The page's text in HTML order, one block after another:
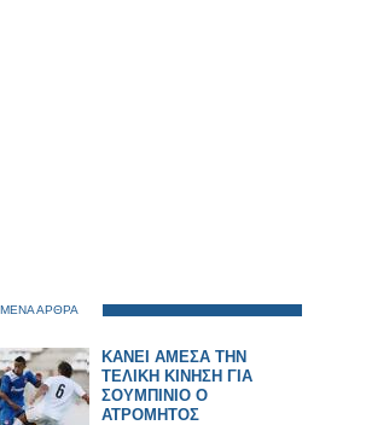
ΑΡΘΡΑ
ΚΑΝΕΙ ΑΜΕΣΑ ΤΗΝ
ΤΕΛΙΚΗ ΚΙΝΗΣΗ ΓΙΑ
ΣΟΥΜΠΙΝΙΟ Ο
ΑΤΡΟΜΗΤΟΣ